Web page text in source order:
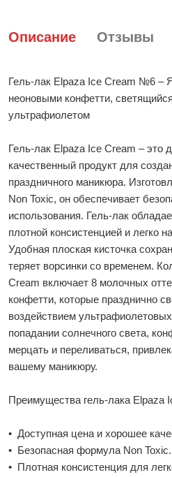
Описание Отзывы
Гель-лак Elpaza Ice Cream №6 –
неоновыми конфетти,
ультрафиолетом
Гель-лак Elpaza Ice Cream – это
качественный продукт для
праздничного маникюра.
Non Toxic, он обеспечивает
использования. Гель-лак
плотной консистенцией и легко
Удобная плоская кисточка
теряет ворсинки со временем.
Cream включает 8 молочных
конфетти, которые празднично
воздействием
попадании солнечного света,
мерцать и переливаться,
вашему маникюру.
Преимущества гель-лака Elpaza
• Доступная цена и хорошее
• Безопасная формула Non Toxic.
• Плотная консистенция для